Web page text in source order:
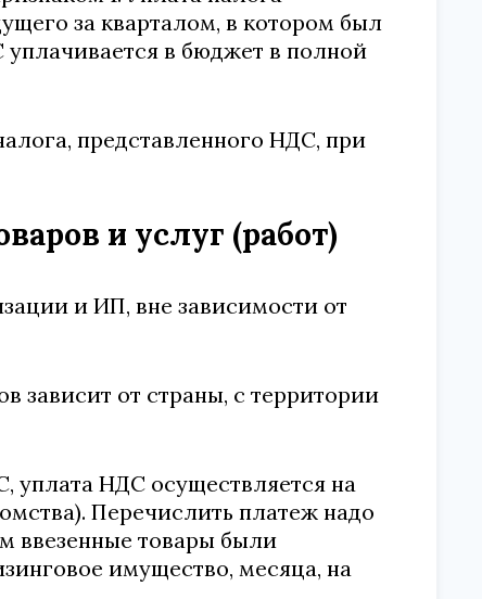
за кварталом, в котором был
в бюджет в полной
представленного НДС, при
и услуг (работ)
и ИП, вне зависимости от
зависит от страны, с территории
уплата НДС осуществляется на
Перечислить платеж надо
ввезенные товары были
имущество, месяца, на